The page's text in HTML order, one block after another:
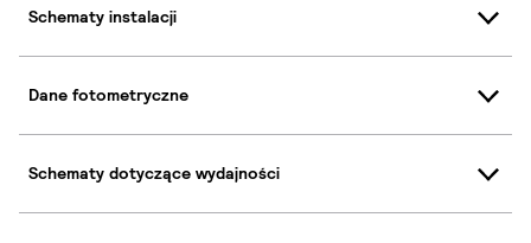
Schematy instalacji
Dane fotometryczne
Schematy dotyczące wydajności